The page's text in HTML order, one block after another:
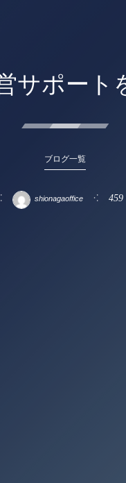
サポート
ブログ一覧
shionagaoffice 459